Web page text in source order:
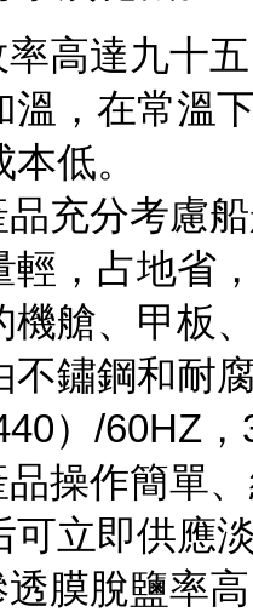
率高達九十
溫，在常溫
低。
品充分考慮
輕，占地省
機艙、甲板
不鏽鋼和耐
）/60HZ
品操作簡單
可立即供應
透膜脫鹽率